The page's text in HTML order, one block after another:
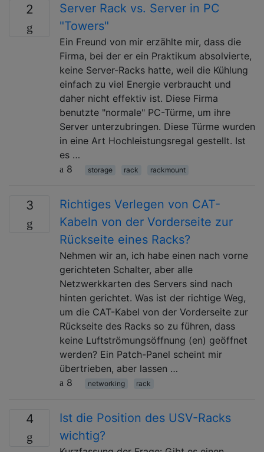
2
Server Rack vs. Server in PC
"Towers"
Ein Freund von mir erzählte mir, dass die
Firma, bei der er ein Praktikum absolvierte,
keine Server-Racks hatte, weil die Kühlung
einfach zu viel Energie verbraucht und
daher nicht effektiv ist. Diese Firma
benutzte "normale" PC-Türme, um ihre
Server unterzubringen. Diese Türme wurden
in eine Art Hochleistungsregal gestellt. Ist
es …
8
storage rack rackmount
3
Richtiges Verlegen von CAT-
Kabeln von der Vorderseite zur
Rückseite eines Racks?
Nehmen wir an, ich habe einen nach vorne
gerichteten Schalter, aber alle
Netzwerkkarten des Servers sind nach
hinten gerichtet. Was ist der richtige Weg,
um die CAT-Kabel von der Vorderseite zur
Rückseite des Racks so zu führen, dass
keine Luftströmungsöffnung (en) geöffnet
werden? Ein Patch-Panel scheint mir
übertrieben, aber lassen …
8
networking rack
4
Ist die Position des USV-Racks
wichtig?